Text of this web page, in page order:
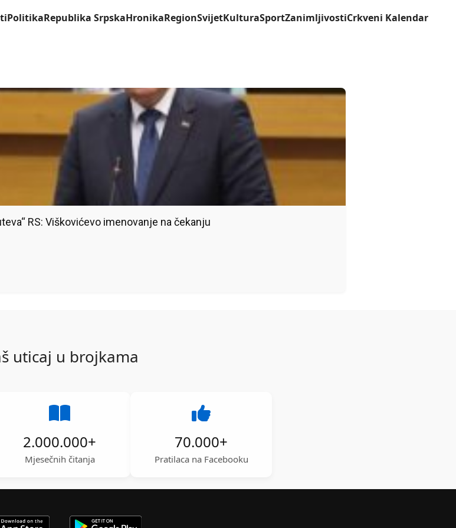
PolitikaRepublika SrpskaHronikaRegionSvijetKulturaSportZanimljivostiCrkveni Kalendar
RS: Viškovićevo imenovanje na čekanju
uticaj u brojkama
2.000.000+
Mjesečnih čitanja
70.000+
Pratilaca na Facebooku